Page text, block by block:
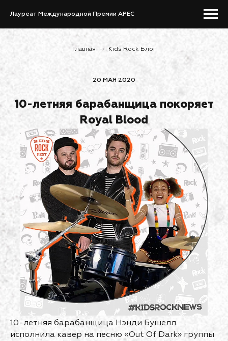
Лауреат Международной Премии APEC
Главная → Kids Rock Блог
20 МАЯ 2020
10-летняя барабанщица покоряет
Royal Blood
10-летняя барабанщица Нэнди Бушелл
исполнила кавер на песню «Out Of Dark» группы